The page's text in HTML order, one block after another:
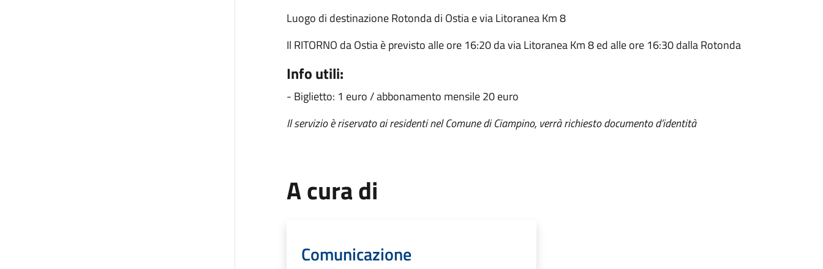
Luogo di destinazione Rotonda di Ostia e via Litoranea Km 8
Il RITORNO da Ostia è previsto alle ore 16:20 da via Litoranea Km 8 ed alle ore 16:30 dalla Rotonda
Info utili:
- Biglietto: 1 euro / abbonamento mensile 20 euro
Il servizio è riservato ai residenti nel Comune di Ciampino, verrà richiesto documento d’identità
A cura di
Comunicazione